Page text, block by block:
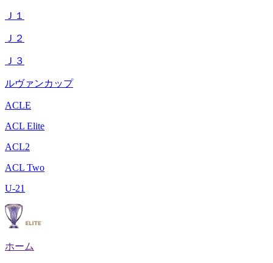
Ｊ１
Ｊ２
Ｊ３
ルヴァンカップ
ACLE
ACL Elite
ACL2
ACL Two
U-21
ホーム